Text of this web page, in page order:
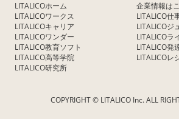
LITALICOホーム
LITALICOワークス
LITALICOキャリア
LITALICOワンダー
LITALICO教育ソフト
LITALICO高等学院
LITALICO研究所
企業情報は
LITALICO仕
LITALICOジ
LITALICOラ
LITALICO発
LITALICOレ
COPYRIGHT © LITALICO Inc. ALL